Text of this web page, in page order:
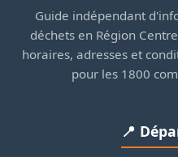
Guide indépendant
déchets en Région
horaires, adresses et
pour les 1800
📍